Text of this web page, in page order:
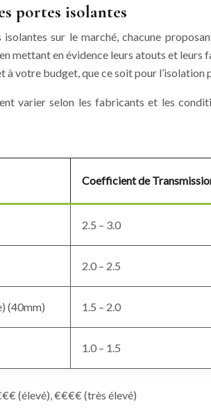
portes isolantes
sur le marché, chacune
en évidence leurs atouts et leurs
votre budget, que ce soit pour l’isolation
varier selon les fabricants et les
Coefficient de
2.5 – 3.0
2.0 – 2.5
(40mm) 1.5 – 2.0
1.0 – 1.5
(élevé), €€€€ (très élevé)